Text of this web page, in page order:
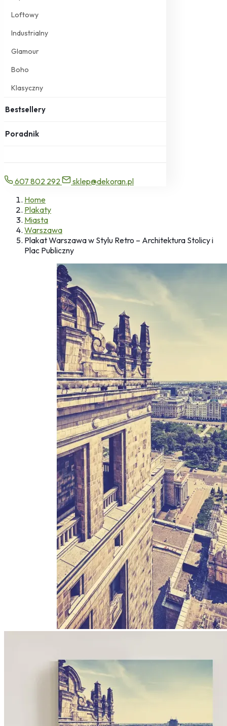
Loftowy
Industrialny
Glamour
Boho
Klasyczny
Bestsellery
Poradnik
607 802 292
sklep@dekoran.pl
Home
Plakaty
Miasta
Warszawa
Plakat Warszawa w Stylu Retro – Architektura Stolicy i
Plac Publiczny